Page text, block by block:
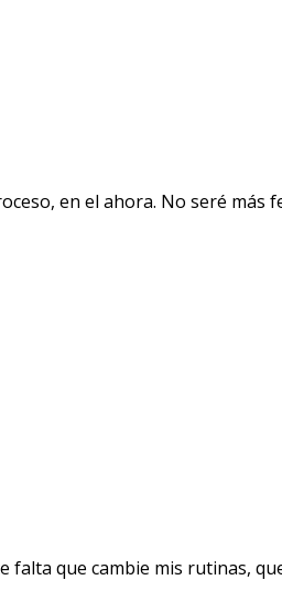
en el ahora. No seré más
que cambie mis rutinas,